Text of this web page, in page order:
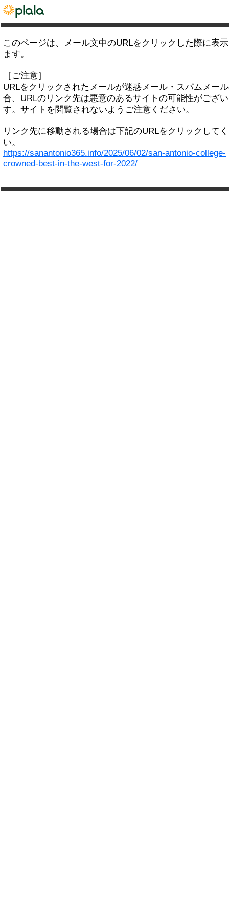
このページは、メール文中のURLをクリックした際に表
ます。
［ご注意］
URLをクリックされたメールが迷惑メール・スパムメー
合、URLのリンク先は悪意のあるサイトの可能性がござ
す。サイトを閲覧されないようご注意ください。
リンク先に移動される場合は下記のURLをクリックして
い。
https://sanantonio365.info/2025/06/02/san-antonio-college-
crowned-best-in-the-west-for-2022/